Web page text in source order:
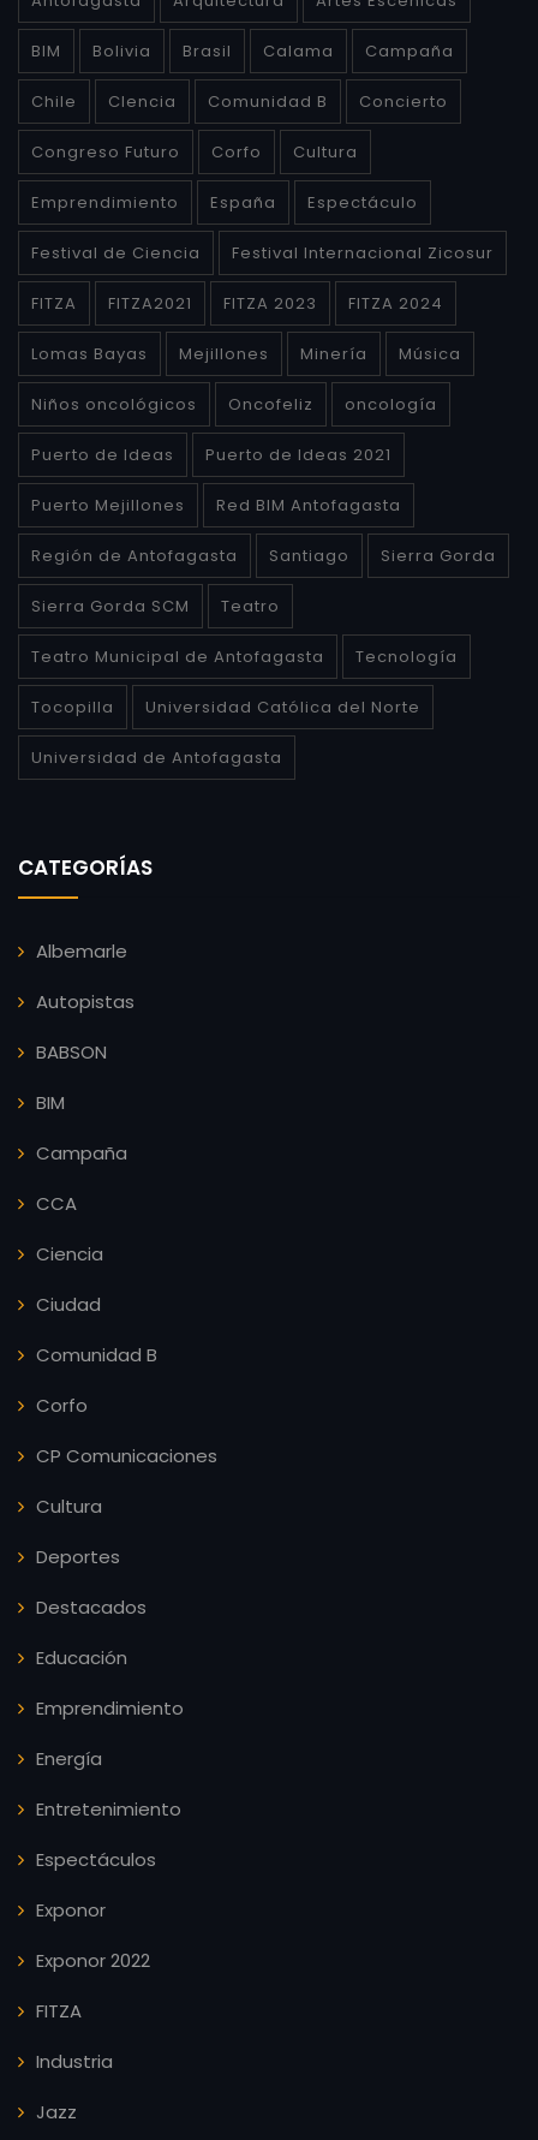
BIM Bolivia Brasil Calama Campaña
Chile CIencia Comunidad B Concierto
Congreso Futuro Corfo Cultura
Emprendimiento España Espectáculo
Festival de Ciencia Festival Internacional Zicosur
FITZA FITZA2021 FITZA 2023 FITZA 2024
Lomas Bayas Mejillones Minería Música
Niños oncológicos Oncofeliz oncología
Puerto de Ideas Puerto de Ideas 2021
Puerto Mejillones Red BIM Antofagasta
Región de Antofagasta Santiago Sierra Gorda
Sierra Gorda SCM Teatro
Teatro Municipal de Antofagasta Tecnología
Tocopilla Universidad Católica del Norte
Universidad de Antofagasta
CATEGORÍAS
Albemarle
Autopistas
BABSON
BIM
Campaña
CCA
Ciencia
Ciudad
Comunidad B
Corfo
CP Comunicaciones
Cultura
Deportes
Destacados
Educación
Emprendimiento
Energía
Entretenimiento
Espectáculos
Exponor
Exponor 2022
FITZA
Industria
Jazz